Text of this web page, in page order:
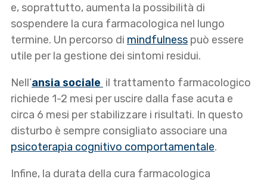
e, soprattutto, aumenta la possibilità di
sospendere la cura farmacologica nel lungo
termine. Un percorso di mindfulness può essere
utile per la gestione dei sintomi residui.
Nell’ansia sociale il trattamento farmacologico
richiede 1-2 mesi per uscire dalla fase acuta e
circa 6 mesi per stabilizzare i risultati. In questo
disturbo è sempre consigliato associare una
psicoterapia cognitivo comportamentale.
Infine, la durata della cura farmacologica